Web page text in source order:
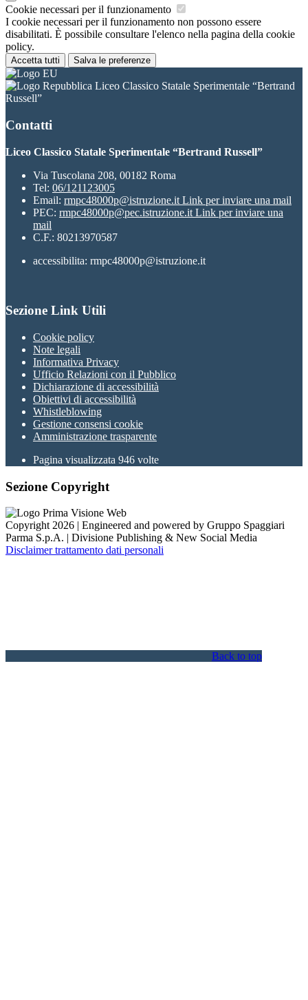
Cookie necessari per il funzionamento
I cookie necessari per il funzionamento non possono essere
disabilitati. È possibile consultare l'elenco nella pagina della cookie
policy.
Accetta tutti Salva le preferenze
Liceo Classico Statale Sperimentale “Bertrand
Russell”
Contatti
Liceo Classico Statale Sperimentale “Bertrand Russell”
Via Tuscolana 208, 00182 Roma
Tel: 06/121123005
Email: rmpc48000p@istruzione.it Link per inviare una mail
PEC: rmpc48000p@pec.istruzione.it Link per inviare una
mail
C.F.: 80213970587
accessibilita: rmpc48000p@istruzione.it
Sezione Link Utili
Cookie policy
Note legali
Informativa Privacy
Ufficio Relazioni con il Pubblico
Dichiarazione di accessibilità
Obiettivi di accessibilità
Whistleblowing
Gestione consensi cookie
Amministrazione trasparente
Pagina visualizzata 946 volte
Sezione Copyright
Copyright 2026 | Engineered and powered by Gruppo Spaggiari
Parma S.p.A. | Divisione Publishing & New Social Media
Disclaimer trattamento dati personali
Back to top